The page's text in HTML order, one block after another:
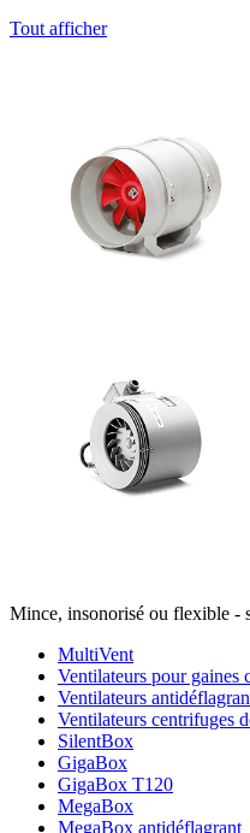
Tout afficher
Mince, insonorisé ou flexible -
MultiVent
Ventilateurs pour gaines
Ventilateurs
Ventilateurs centrifuges
SilentBox
GigaBox
GigaBox T120
MegaBox
MegaBox antidéflagrant